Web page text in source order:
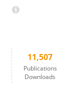
11,507
Publications
Downloads